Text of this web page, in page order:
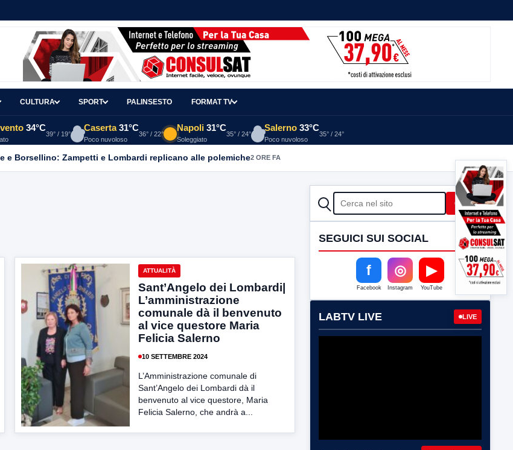
CULTURA SPORT PALINSESTO FORMAT TV
34°C
39° / 19°
Caserta 31°C
Poco nuvoloso
36° / 22°
Napoli 31°C
Soleggiato
35° / 24°
Salerno 33°C
Poco nuvoloso
35° / 24°
e Borsellino: Zampetti e Lombardi replicano alle polemiche2 ORE FA
ATTUALITÀ
Sant’Angelo dei Lombardi|
L’amministrazione
comunale dà il benvenuto
al vice questore Maria
Felicia Salerno
10 SETTEMBRE 2024
L’Amministrazione comunale di
Sant’Angelo dei Lombardi dà il
benvenuto al vice questore, Maria
Felicia Salerno, che andrà a...
CERCA Cerca
SEGUICI SUI SOCIAL
f
Facebook
◎
Instagram
▶
YouTube
LABTV LIVE LIVE